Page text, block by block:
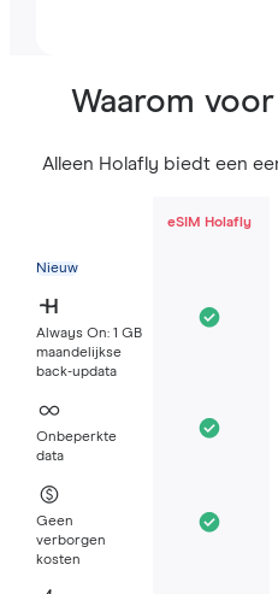
Waarom
Alleen Holafly biedt een
eSIM Holafly
Nieuw
Always On: 1 GB
maandelijkse
back-updata
Onbeperkte
data
Geen
verborgen
kosten